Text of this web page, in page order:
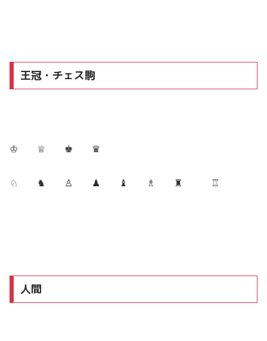
王冠・チェス駒
♔ ♕ ♚ ♛
♘ ♞ ♙ ♟ ♝ ♗ ♜ ♖
人間